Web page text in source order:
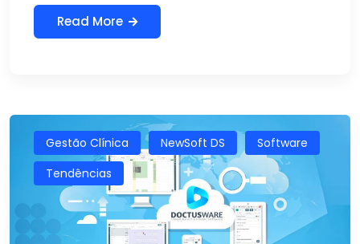
Read More
Gestão Clínica NewSoft DS
Software
Tendências